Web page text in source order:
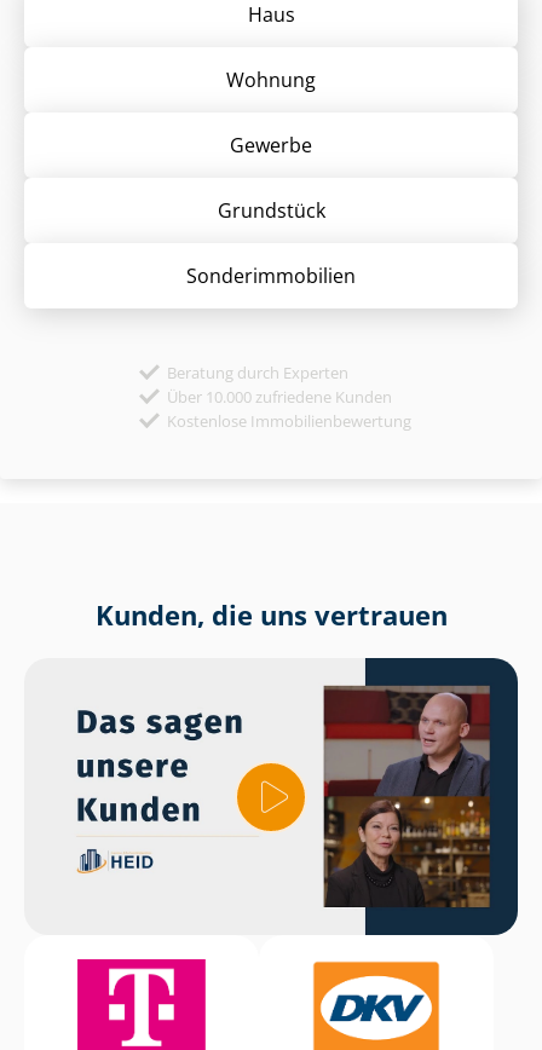
Haus
Wohnung
Gewerbe
Grund­stück
Sonder­immobilien
Beratung durch Experten
Über 10.000 zufriedene Kunden
Kostenlose Immobilienbewertung
Kunden, die uns vertrauen